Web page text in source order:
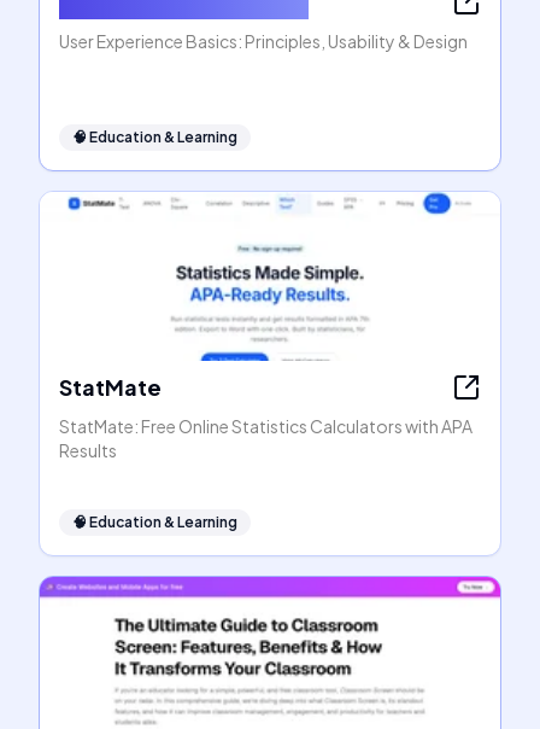
User Experience Basics: Principles, Usability & Design
🧠 Education & Learning
StatMate
StatMate: Free Online Statistics Calculators with APA
Results
🧠 Education & Learning